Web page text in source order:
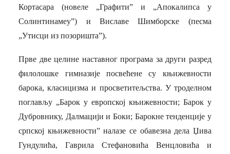
Кортасара (новеле „Графити” и „Апокалипса у
Солинтинамеу”) и Виславе Шимборске (песма
„Утисци из позоришта”).
Прве две целине наставног програма за други разред
филолошке гимназије посвећене су књижевности
барока, класицизма и просветитељства. У троделном
поглављу „Барок у европској књижевности; Барок у
Дубровнику, Далмацији и Боки; Барокне тенденције у
српској књижевности” налазе се обавезна дела Џива
Гундулића, Гаврила Стефановића Венцловића и